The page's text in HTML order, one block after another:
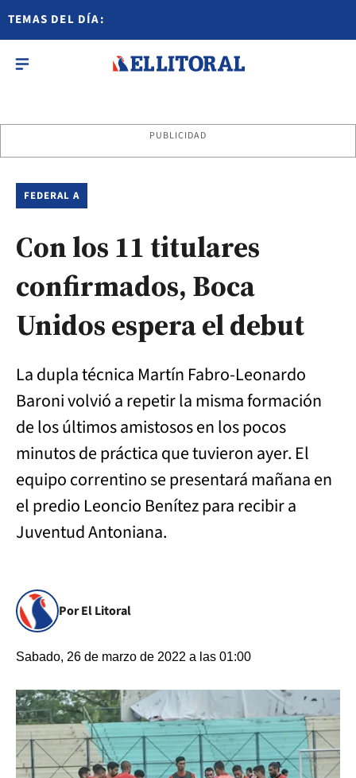
TEMAS DEL DÍA:
PUBLICIDAD
FEDERAL A
Con los 11 titulares
confirmados, Boca
Unidos espera el debut
La dupla técnica Martín Fabro-Leonardo
Baroni volvió a repetir la misma formación
de los últimos amistosos en los pocos
minutos de práctica que tuvieron ayer. El
equipo correntino se presentará mañana en
el predio Leoncio Benítez para recibir a
Juventud Antoniana.
Por El Litoral
Sabado, 26 de marzo de 2022 a las 01:00